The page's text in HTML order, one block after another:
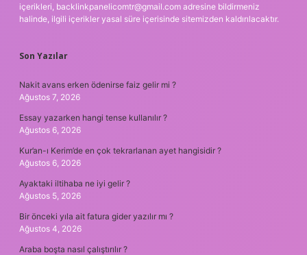
içerikleri, backlinkpanelicomtr@gmail.com adresine bildirmeniz
halinde, ilgili içerikler yasal süre içerisinde sitemizden kaldırılacaktır.
Son Yazılar
Nakit avans erken ödenirse faiz gelir mi ?
Ağustos 7, 2026
Essay yazarken hangi tense kullanılır ?
Ağustos 6, 2026
Kur’an-ı Kerim’de en çok tekrarlanan ayet hangisidir ?
Ağustos 6, 2026
Ayaktaki iltihaba ne iyi gelir ?
Ağustos 5, 2026
Bir önceki yıla ait fatura gider yazılır mı ?
Ağustos 4, 2026
Araba boşta nasıl çalıştırılır ?